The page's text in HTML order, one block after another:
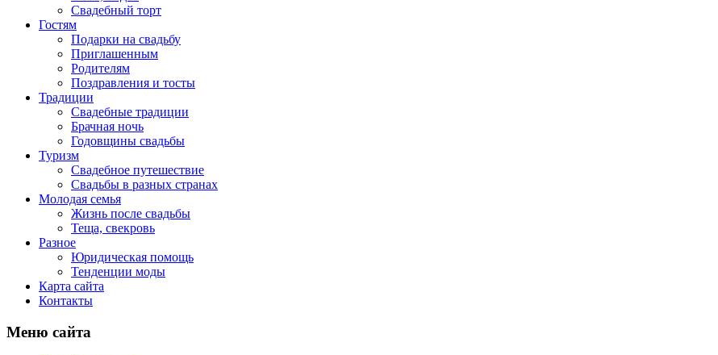
Свадебный торт
Гостям
Подарки на свадьбу
Приглашенным
Родителям
Поздравления и тосты
Традиции
Свадебные традиции
Брачная ночь
Годовщины свадьбы
Туризм
Свадебное путешествие
Свадьбы в разных странах
Молодая семья
Жизнь после свадьбы
Теща, свекровь
Разное
Юридическая помощь
Тенденции моды
Карта сайта
Контакты
Меню сайта